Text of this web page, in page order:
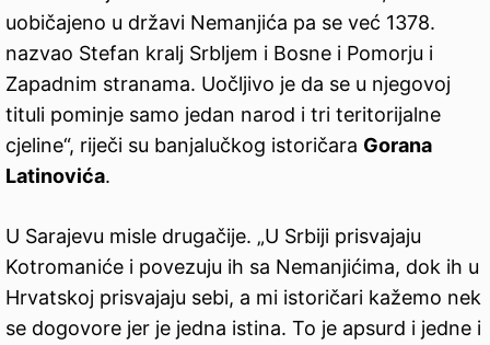
uobičajeno u državi Nemanjića pa se već 1378.
nazvao Stefan kralj Srbljem i Bosne i Pomorju i
Zapadnim stranama. Uočljivo je da se u njegovoj
tituli pominje samo jedan narod i tri teritorijalne
cjeline“, riječi su banjalučkog istoričara Gorana
Latinovića.
U Sarajevu misle drugačije. „U Srbiji prisvajaju
Kotromaniće i povezuju ih sa Nemanjićima, dok ih u
Hrvatskoj prisvajaju sebi, a mi istoričari kažemo nek
se dogovore jer je jedna istina. To je apsurd i jedne i